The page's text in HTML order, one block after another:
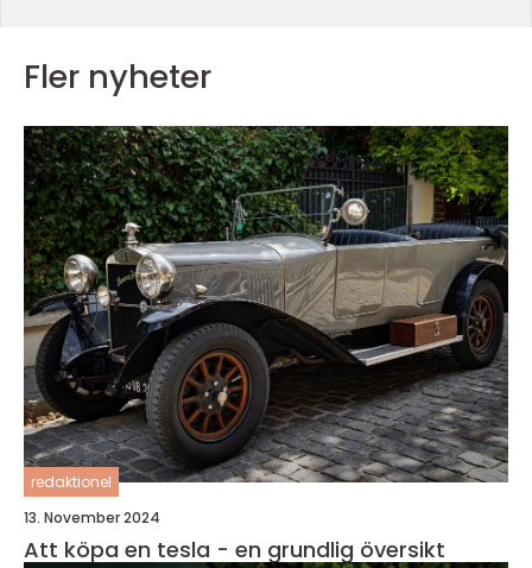
Fler nyheter
redaktionel
13. November 2024
Att köpa en tesla - en grundlig översikt